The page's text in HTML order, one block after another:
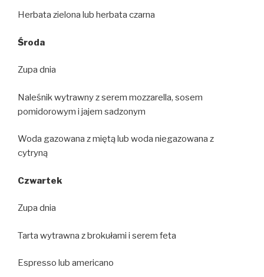
Herbata zielona lub herbata czarna
Środa
Zupa dnia
Naleśnik wytrawny z serem mozzarella, sosem
pomidorowym i jajem sadzonym
Woda gazowana z miętą lub woda niegazowana z
cytryną
Czwartek
Zupa dnia
Tarta wytrawna z brokułami i serem feta
Espresso lub americano